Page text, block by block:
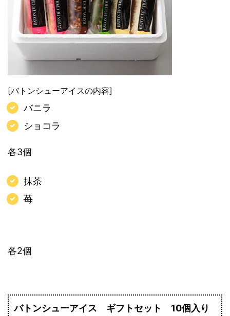
[バトンシューアイスの内容]
バニラ
ショコラ
各3個
抹茶
苺
各2個
バトンシューアイス ギフトセット 10個入り